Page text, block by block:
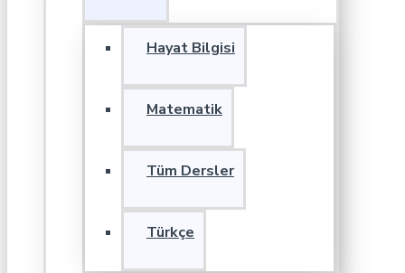
Hayat Bilgisi
Matematik
Tüm Dersler
Türkçe